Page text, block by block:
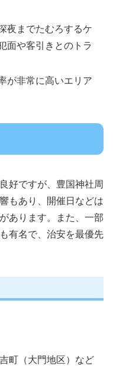
夜までたむろするケ
面や客引きとのトラ
が非常に高いエリア
好ですが、豊国神社周
もあり、開催日などは
あります。また、一部
有名で、治安を最優先
町（大門地区）など